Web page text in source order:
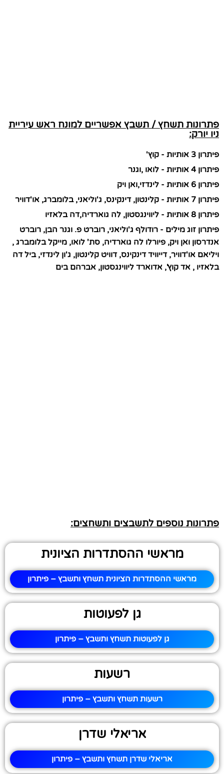
פתרונות תשחץ / תשבץ אפשריים למונח ראש עיריית
ניו יורק:
פיתרון 3 אותיות - קוץ'
פיתרון 4 אותיות - לואו ,וגנר
פיתרון 6 אותיות - לינדזי,ואן ויק
פיתרון 7 אותיות - קלינטון, דינקינס, ג'וליאני, בלומברג, או'דוויר
פיתרון 8 אותיות - ליווינגסטון, לה גוארדיה,דה בלאזיו
פיתרון זוג מילים - רודולף ג'וליאני, רוברט פ. וגנר הבן, רוברט
אנדרסון ואן ויק, פיורלו לה גוארדיה, סת' לואו, מייקל בלומברג ,
ויליאם או'דוויר, דייוויד דינקינס, דוויט קלינטון, ג'ון לינדזי, ביל דה
בלאזיו , אד קוץ', אדוארד ליווינגסטון, אברהם בים
פתרונות נוספים לתשבצים ותשחצים:
מראשי ההסתדרות הציונית
מראשי ההסתדרות הציונית תשחץ ותשבץ – פיתרון
גן לפעוטות
גן לפעוטות תשחץ ותשבץ – פיתרון
רשעות
רשעות תשחץ ותשבץ – פיתרון
אריאלי שדרן
אריאלי שדרן תשחץ ותשבץ – פיתרון